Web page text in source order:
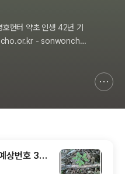
헌터 약초 인생 42년 기
상번호 3개